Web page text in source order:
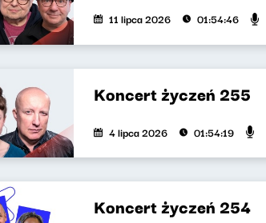
11 lipca 2026 01:54:46
Koncert życzeń 255
4 lipca 2026 01:54:19
Koncert życzeń 254